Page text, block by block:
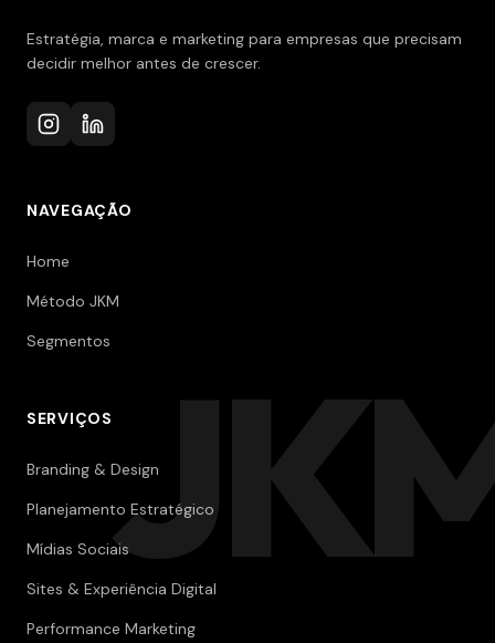
Estratégia, marca e marketing para empresas que precisam
decidir melhor antes de crescer.
NAVEGAÇÃO
Home
Método JKM
Segmentos
SERVIÇOS
Branding & Design
Planejamento Estratégico
Mídias Sociais
Sites & Experiência Digital
Performance Marketing